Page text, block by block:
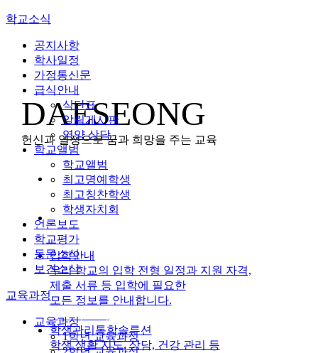
학교소식
공지사항
학사일정
가정통신문
급식안내
식단표
알림게시판
영양 상담
학교앨범
학교앨범
최고명예학생
최고칭찬학생
학생자치회
언론보도
학교평가
동문소식
보건소식
교육과정
교육과정
1학년 교육과정
DAESEONG
헌신과 열정으로 꿈과 희망을 주는 교육
입학안내
우리 학교의 입학 전형 일정과 지원 자격,
제출 서류 등 입학에 필요한
모든 정보를 안내합니다.
자세히 보기
학생관리통합솔루션
학생 생활 지도, 상담, 건강 관리 등